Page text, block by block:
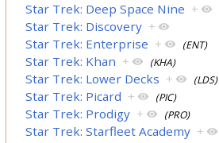
Star Trek: Deep Space Nine +
Star Trek: Discovery +
Star Trek: Enterprise + (ENT)
Star Trek: Khan + (KHA)
Star Trek: Lower Decks + (LDS)
Star Trek: Picard + (PIC)
Star Trek: Prodigy + (PRO)
Star Trek: Starfleet Academy +